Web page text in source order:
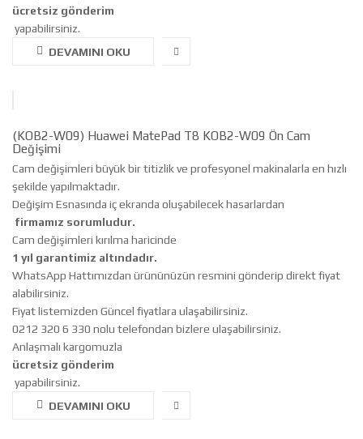
ücretsiz gönderim
yapabilirsiniz.
DEVAMINI OKU
(KOB2-W09) Huawei MatePad T8 KOB2-W09 Ön Cam
Değişimi
Cam değişimleri büyük bir titizlik ve profesyonel makinalarla en hızlı
şekilde yapılmaktadır.
Değişim Esnasında iç ekranda oluşabilecek hasarlardan
firmamız sorumludur.
Cam değişimleri kırılma haricinde
1 yıl garantimiz altındadır.
WhatsApp Hattımızdan ürününüzün resmini gönderip direkt fiyat
alabilirsiniz.
Fiyat listemizden Güncel fiyatlara ulaşabilirsiniz.
0212 320 6 330 nolu telefondan bizlere ulaşabilirsiniz.
Anlaşmalı kargomuzla
ücretsiz gönderim
yapabilirsiniz.
DEVAMINI OKU